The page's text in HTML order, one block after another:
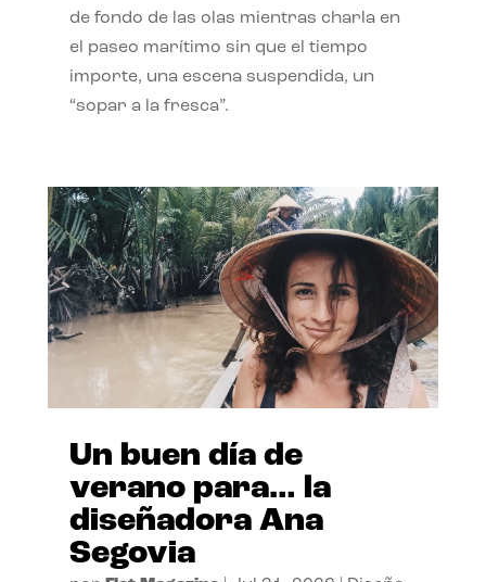
de fondo de las olas mientras charla en
el paseo marítimo sin que el tiempo
importe, una escena suspendida, un
“sopar a la fresca”.
Un buen día de
verano para… la
diseñadora Ana
Segovia